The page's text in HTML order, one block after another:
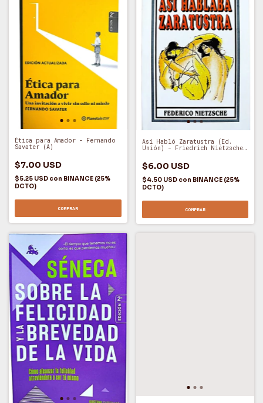
Ética para Amador - Fernando
Savater (A)
$7.00 USD
$5.25 USD con BINANCE (25%
DCTO)
COMPRAR
Así Habló Zaratustra (Ed.
Unión) - Friedrich Nietzsche
$6.00 USD
$4.50 USD con BINANCE (25%
DCTO)
COMPRAR